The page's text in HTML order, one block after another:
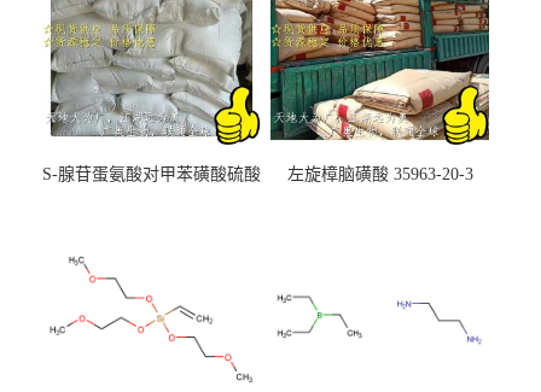
S-腺苷蛋氨酸对甲苯磺酸硫酸
左旋樟脑磺酸 35963-20-3